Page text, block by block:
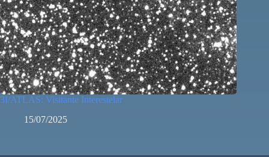
3I/ATLAS: Visitante Interestelar
15/07/2025